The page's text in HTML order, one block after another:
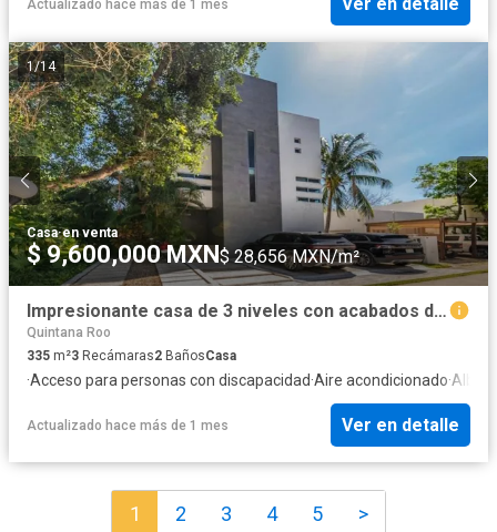
Actualizado hace más de 1 mes Ver en detalle
1/14
Casa·en venta
$ 9,600,000 MXN$ 28,656 MXN/m²
Impresionante casa de 3 niveles con acabados de lujo y diseño moderno.
Quintana Roo
335 m²3 Recámaras2 BañosCasa
·Acceso para personas con discapacidad·Aire acondicionado·
Actualizado hace más de 1 mes Ver en detalle
1 2 3 4 5 >